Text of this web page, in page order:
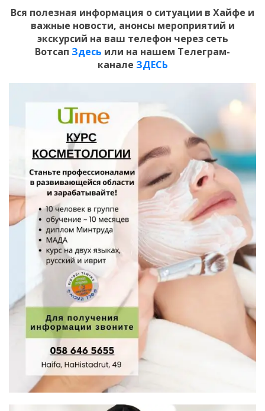
Вся полезная информация о ситуации в Хайфе и
важные новости, анонсы мероприятий и
экскурсий на ваш телефон через сеть
Вотсап Здесь или на нашем Телеграм-
канале ЗДЕСЬ